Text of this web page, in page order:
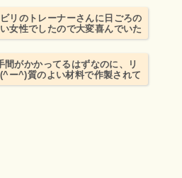
リのトレーナーさんに日ごろの
女性でしたので大変喜んでいた
がかかってるはずなのに、リ
ー^)質のよい材料で作製されて